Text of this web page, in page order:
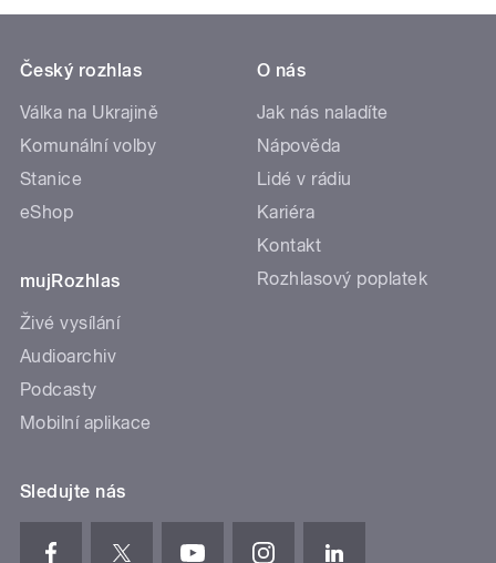
Český rozhlas
Válka na Ukrajině
Komunální volby
Stanice
eShop
mujRozhlas
Živé vysílání
Audioarchiv
Podcasty
Mobilní aplikace
O nás
Jak nás naladíte
Nápověda
Lidé v rádiu
Kariéra
Kontakt
Rozhlasový poplatek
Sledujte nás